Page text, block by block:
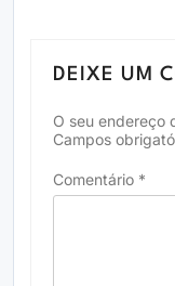
DEIXE UM
O seu endereço
Campos
Comentário *